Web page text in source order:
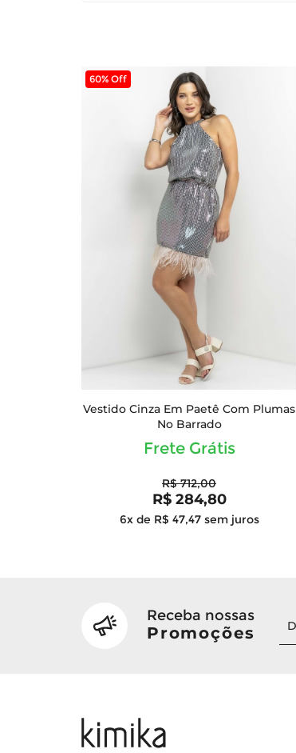
60% Off
Vestido Cinza Em Paetê Com Plumas
No Barrado
Frete Grátis
R$ 712,00
R$ 284,80
6x de R$ 47,47 sem juros
Receba nossas
Promoções